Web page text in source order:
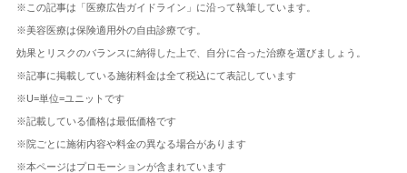
※この記事は「医療広告ガイドライン」に沿って執筆しています。
※美容医療は保険適用外の自由診療です。
効果とリスクのバランスに納得した上で、自分に合った治療を選びましょう。
※記事に掲載している施術料金は全て税込にて表記しています
※U=単位=ユニットです
※記載している価格は最低価格です
※院ごとに施術内容や料金の異なる場合があります
※本ページはプロモーションが含まれています